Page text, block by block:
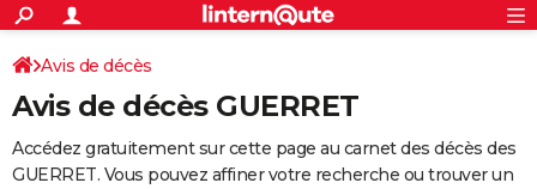
ACTUALITÉS
Politique
Société
Faits Divers
Education
Monde
Villes
+
SPORT
Coupe du monde 2026
Football
Tennis
Cyclisme
Rugby
Forum
Programme TV
TNT
Streaming
Cinéma
Sorties cinéma
Musique
+
FINANCE
Avis de décès
Avis de décès GUERRET
Accédez gratuitement sur cette page au carnet des décès des
GUERRET. Vous pouvez affiner votre recherche ou trouver un